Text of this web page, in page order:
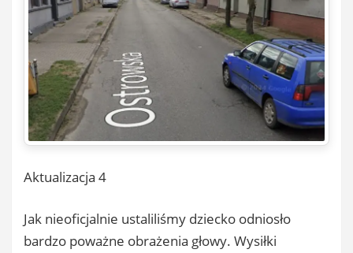
Aktualizacja 4
Jak nieoficjalnie ustaliliśmy dziecko odniosło
bardzo poważne obrażenia głowy. Wysiłki